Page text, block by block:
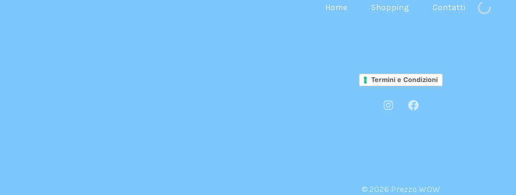
Home Shopping Contatti
Termini e Condizioni
© 2026 Prezzo WOW